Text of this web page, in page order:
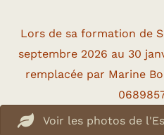
Lors de sa formation de
septembre 2026 au 30
remplacée par Marine
Voir les photos de